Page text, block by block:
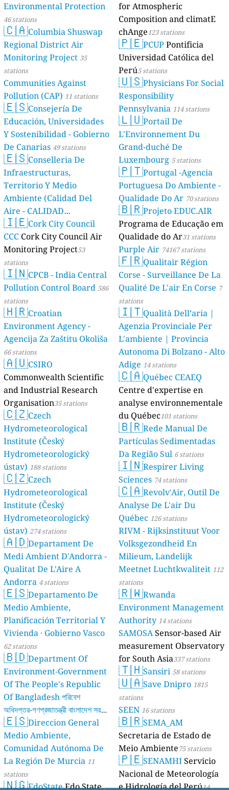
Environmental Protection
46 stations
🇨🇦Columbia Shuswap
Regional District Air
Monitoring Project 35
stations
Communities Against
Pollution (CAP) 11 stations
🇪🇸Consejería De
Educación, Universidades
Y Sostenibilidad - Gobierno
De Canarias 49 stations
🇪🇸Conselleria De
Infraestructuras,
Territorio Y Medio
Ambiente (Calidad Del
Aire - CALIDAD
AMBIENTAL) 23 stations
🇮🇪Cork City Council
CCC Cork City Council Air
Monitoring Project53
stations
🇮🇳CPCB - India Central
Pollution Control Board 586
stations
🇭🇷Croatian
Environment Agency -
Agencija Za Zaštitu Okoliša
66 stations
🇦🇺CSIRO
Commonwealth Scientific
and Industrial Research
Organisation35 stations
🇨🇿Czech
Hydrometeorological
Institute (Český
Hydrometeorologický
ústav) 188 stations
🇨🇿Czech
Hydrometeorological
Institute (Český
Hydrometeorologický
ústav) 274 stations
🇦🇩Departament De
Medi Ambient D'Andorra -
Qualitat De L'Aire A
Andorra 4 stations
🇪🇸Departamento De
Medio Ambiente,
Planificación Territorial Y
Vivienda · Gobierno Vasco
62 stations
🇧🇩Department Of
Environment-Government
Of The People's Republic
Of Bangladesh পরিবেশ
অধিদপ্তর-গণপ্রজাতন্ত্রী বাংলাদেশ সরকার
17 stations
🇪🇸Direccion General
Medio Ambiente,
Comunidad Autónoma De
La Región De Murcia 11
stations
🇳🇬EdoStateEdo State
for Atmospheric
Composition and climatE
chAnge123 stations
🇵🇪PCUP Pontificia
Universidad Católica del
Perú5 stations
🇺🇸Physicians For Social
Responsibility
Pennsylvania 114 stations
🇱🇺Portail De
L'Environnement Du
Grand-duché De
Luxembourg 5 stations
🇵🇹Portugal -Agencia
Portuguesa Do Ambiente -
Qualidade Do Ar 70 stations
🇧🇷Projeto EDUC.AIR
Programa de Educação em
Qualidade do Ar31 stations
Purple Air 74167 stations
🇫🇷Qualitair Région
Corse - Surveillance De La
Qualité De L'air En Corse 7
stations
🇮🇹Qualità Dell’aria |
Agenzia Provinciale Per
L'ambiente | Provincia
Autonoma Di Bolzano - Alto
Adige 14 stations
🇨🇦Québec CEAEQ
Centre d'expertise en
analyse environnementale
du Québec101 stations
🇧🇷Rede Manual De
Partículas Sedimentadas
Da Região Sul 6 stations
🇮🇳Respirer Living
Sciences 74 stations
🇨🇦Revolv'Air, Outil De
Analyse De L'air Du
Québec 126 stations
RIVM - Rijksinstituut Voor
Volksgezondheid En
Milieum, Landelijk
Meetnet Luchtkwaliteit 112
stations
🇷🇼Rwanda
Environment Management
Authority 14 stations
SAMOSASensor-based Air
measurement Observatory
for South Asia337 stations
🇹🇭Sansiri 58 stations
🇺🇦Save Dnipro 1815
stations
SEEN 16 stations
🇧🇷SEMA_AM
Secretaria de Estado de
Meio Ambiente75 stations
🇵🇪SENAMHIServicio
Nacional de Meteorología
e Hidrología del Perú14